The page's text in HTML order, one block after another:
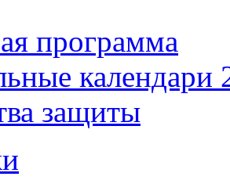
программа
календари
защиты